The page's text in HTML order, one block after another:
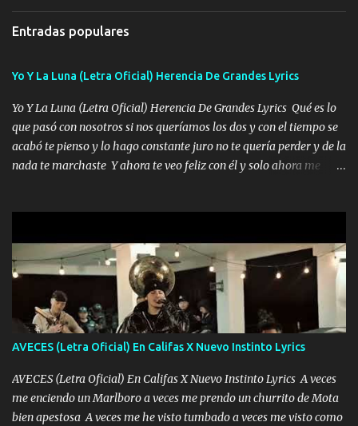
tomando con mujeres hermosas y botellas destapando siempre
bien cuidado bien atrabancado y a los que me conocen ya saben de
lo primero que cualquier cosa es un gran regalo Siempre me van a
ver solo más no ando solo ai ta el aparato con cargador extendido
cuidan los santos y mi Dios cada día con mas ganas le doy todo
por un futuro mejor Música Empecé desde los trece y hasta la
fecha aún sigo vigente no soy manchado soy bueno pero si me
alteró de repente Mi carnal Abel aun lado ni uno con el otro no se
ha rajado pal Chinchillas un saludo y para un amigo que está en
Peñasco Me fajó una Glock al cinto y de Louis Vuitton son mis
Entradas populares
Yo Y La Luna (Letra Oficial) Herencia De Grandes Lyrics
Yo Y La Luna (Letra Oficial) Herencia De Grandes Lyrics Qué es lo
que pasó con nosotros si nos queríamos los dos y con el tiempo se
acabó te pienso y lo hago constante juro no te quería perder y de la
nada te marchaste Y ahora te veo feliz con él y solo ahora me
pero eso ya no va a pasar me perderé en la soledad Porque me
mirabas bonito si yo no fui el final feliz el final fue triste pa mí Y
duele no tenerte aquí sabiendo que moría por ti yo y la luna
cantamos y por ti nos embriagamos Quién sabe qué será de mí si
contigo fui muy feliz a lo mejor no lloró pero muy en el fondo te
AVECES (Letra Oficial) En Califas X Nuevo Instinto Lyrics
AVECES (Letra Oficial) En Califas X Nuevo Instinto Lyrics A veces
me enciendo un Marlboro a veces me prendo un churrito de Mota
bien apestosa A veces me he visto tumbado a veces me visto como